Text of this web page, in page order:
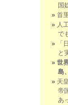
国
首
人
で
「
と
世
島
天
帝
あ